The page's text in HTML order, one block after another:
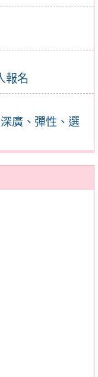
報名
廣、彈性、選